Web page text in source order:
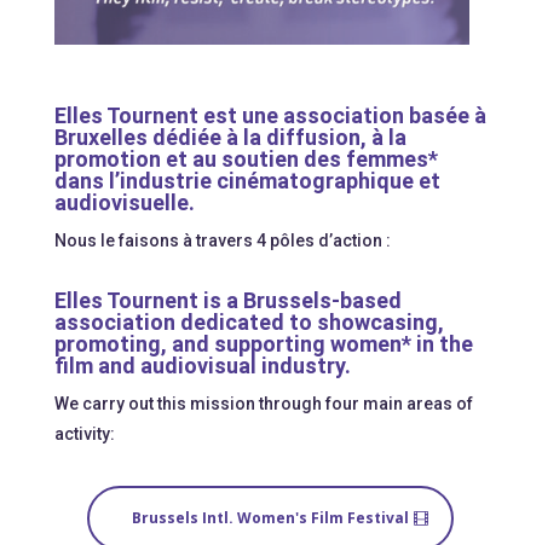
Elles Tournent est une association basée à
Bruxelles dédiée à la diffusion, à la
promotion et au soutien des femmes*
dans l’industrie cinématographique et
audiovisuelle.
Nous le faisons à travers 4 pôles d’action :
Elles Tournent is a Brussels-based
association dedicated to showcasing,
promoting, and supporting women* in the
film and audiovisual industry.
We carry out this mission through four main areas of
activity:
Brussels Intl. Women's Film Festival